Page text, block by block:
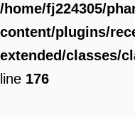
/home/fj224305/
content/plugins/
extended/classes/
line 176